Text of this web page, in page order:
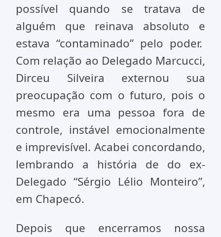
possível quando se tratava de
alguém que reinava absoluto e
estava “contaminado” pelo poder.
Com relação ao Delegado Marcucci,
Dirceu Silveira externou sua
preocupação com o futuro, pois o
mesmo era uma pessoa fora de
controle, instável emocionalmente
e imprevisível. Acabei concordando,
lembrando a história de do ex-
Delegado “Sérgio Lélio Monteiro”,
em Chapecó.
Depois que encerramos nossa